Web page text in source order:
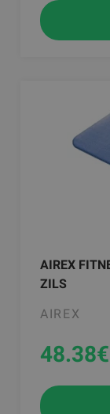
AIREX
ZILS
AIREX
48.38€